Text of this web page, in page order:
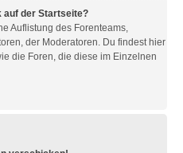
auf der Startseite?
Auflistung des Forenteams,
der Moderatoren. Du findest hier
die Foren, die diese im Einzelnen